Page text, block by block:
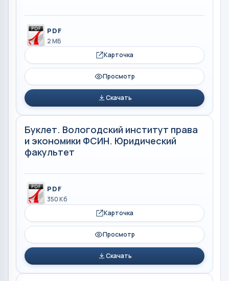
PDF
2 МБ
Карточка
Просмотр
Скачать
Буклет. Вологодский институт права
и экономики ФСИН. Юридический
факультет
PDF
350 Кб
Карточка
Просмотр
Скачать